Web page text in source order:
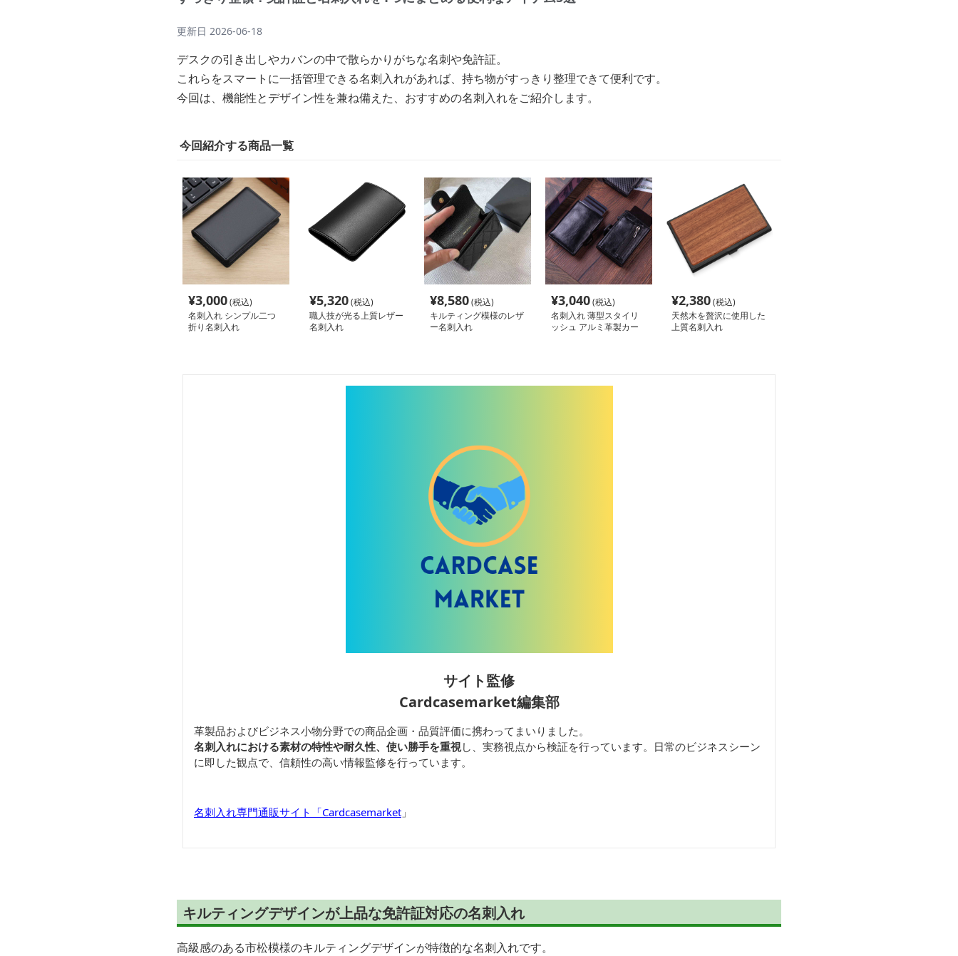
更新日 2026-06-18
デスクの引き出しやカバンの中で散らかりがちな名刺や免許証。
これらをスマートに一括管理できる名刺入れがあれば、持ち物がすっきり整理できて便利です。
今回は、機能性とデザイン性を兼ね備えた、おすすめの名刺入れをご紹介します。
今回紹介する商品一覧
¥3,000(税込)
名刺入れ シンプル二つ
折り名刺入れ
¥5,320(税込)
職人技が光る上質レザー
名刺入れ
¥8,580(税込)
キルティング模様のレザ
ー名刺入れ
¥3,040(税込)
名刺入れ 薄型スタイリ
ッシュ アルミ革製カー
¥2,380(税込)
天然木を贅沢に使用した
上質名刺入れ
サイト監修
Cardcasemarket編集部
革製品およびビジネス小物分野での商品企画・品質評価に携わってまいりました。
名刺入れにおける素材の特性や耐久性、使い勝手を重視し、実務視点から検証を行っています。日常のビジネスシーン
に即した観点で、信頼性の高い情報監修を行っています。
名刺入れ専門通販サイト「Cardcasemarket 」
キルティングデザインが上品な免許証対応の名刺入れ
高級感のある市松模様のキルティングデザインが特徴的な名刺入れです。